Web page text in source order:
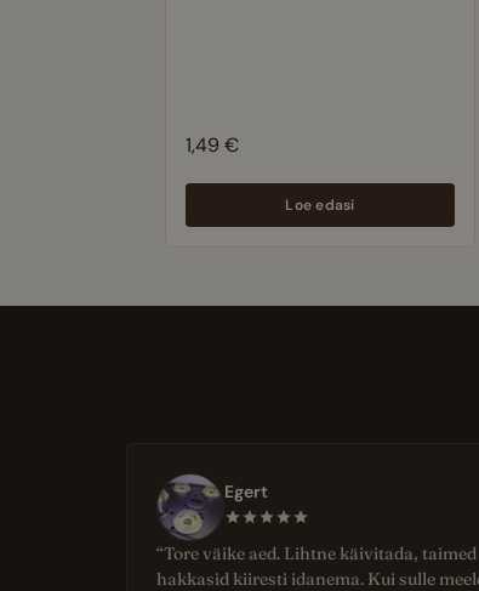
1,49 €
Loe edasi
Egert
“Tore väike aed. Lihtne käivitada, taimed
hakkasid kiiresti idanema. Kui sulle